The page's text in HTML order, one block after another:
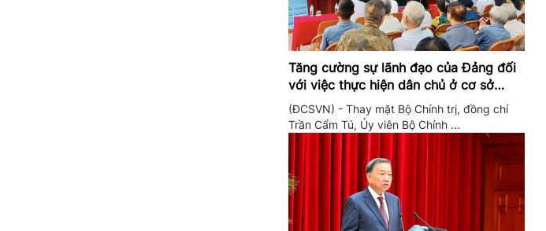
Tăng cường sự lãnh đạo của Đảng đối
với việc thực hiện dân chủ ở cơ sở
trong giai đoạn mới
(ĐCSVN) - Thay mặt Bộ Chính trị, đồng chí
Trần Cẩm Tú, Ủy viên Bộ Chính ...